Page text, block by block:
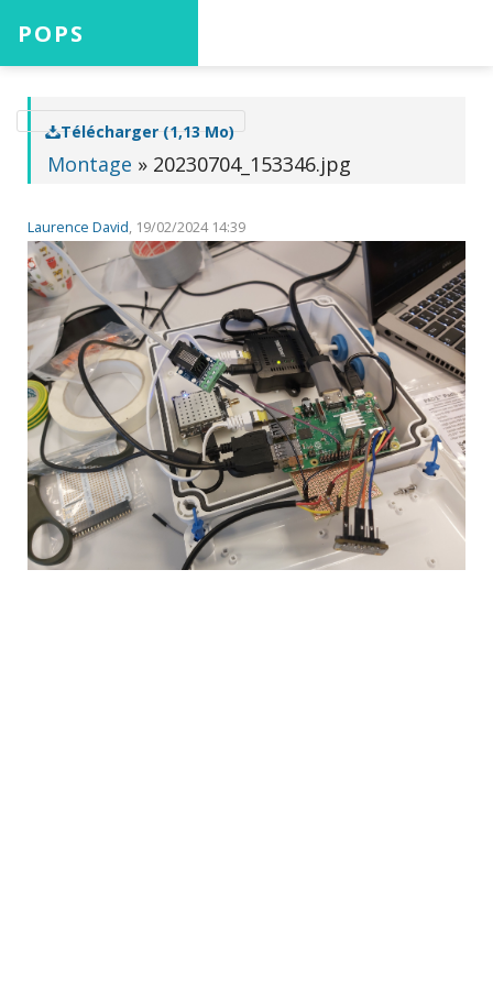
POPS
Accueil
Aide
Connexion
Télécharger (1,13 Mo)
Montage » 20230704_153346.jpg
Laurence David, 19/02/2024 14:39